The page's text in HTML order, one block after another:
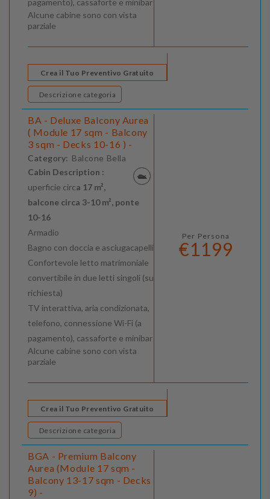
pagamento), cassaforte e minibar
Alcune cabine sono con vista
parziale
Crea il Tuo Preventivo Gratuito
Descrizione categoria
BA - Deluxe Balcony Aurea
( Module 17 sqm - Balcony
3 sqm - Decks 10-16 ) -
Category: Balcone Bella
Cabin Description :
uperficie circa 17 m²,
balcone circa 3-10 m², ponte
10-16
Armadio
Bagno con doccia e asciugacapelli
Confortevole letto matrimoniale
convertibile in due letti singoli (su
richiesta)
TV interattiva, aria condizionata,
telefono, connessione Wi-Fi (a
pagamento), cassaforte e minibar
Alcune cabine sono con vista
parziale
Per Persona
€1199
Crea il Tuo Preventivo Gratuito
Descrizione categoria
BGA - Premium Balcony
Aurea (Module 17 sqm -
Balcony 13-17 sqm - Decks
9) -